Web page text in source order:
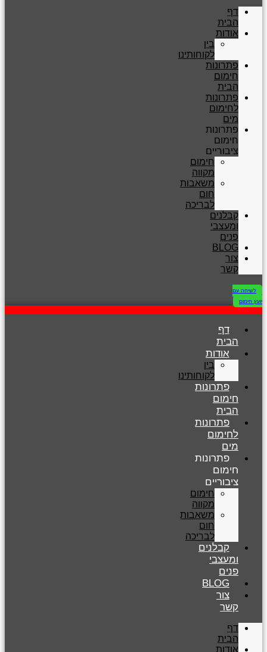
דף
הבית
אודות
בין
לקוחותינו
פתרונות
חימום
הבית
פתרונות
לחימום
מים
פתרונות
חימום
ציבוריים
חימום
מקווה
משאבות
חום
לבריכה
קבלנים
ומעצבי
פנים
BLOG
צור
קשר
לשיחה עם
יועץ חימום
דף
הבית
אודות
בין
לקוחותינו
פתרונות
חימום
הבית
פתרונות
לחימום
מים
פתרונות
חימום
ציבוריים
חימום
מקווה
משאבות
חום
לבריכה
קבלנים
ומעצבי
פנים
BLOG
צור
קשר
דף
הבית
אודות